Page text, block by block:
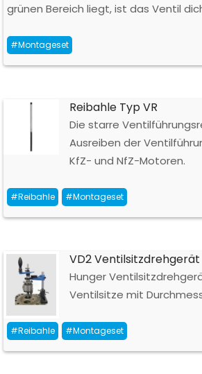
grünen Bereich liegt, ist das Ventil
#Montageset
Reibahle Typ VR
Die starre
Ausreiben der
KfZ- und NfZ-Motoren.
#Reibahle #Montageset
VD2 Ventilsitzdrehgerät
Hunger
Ventilsitze mit
#Reibahle #Montageset